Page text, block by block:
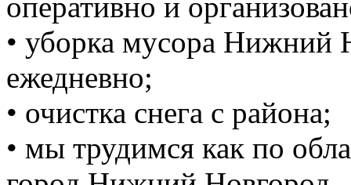
• уборка мусора Нижний
ежедневно;
• очистка снега с района;
• мы трудимся как по